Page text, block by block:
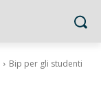
Bip per gli studenti